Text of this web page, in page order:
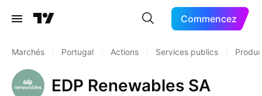
Commencez
Marchés Portugal Actions Services publics
EDP Renewables SA